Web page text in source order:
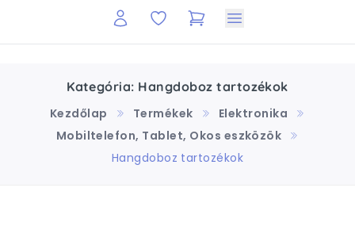
Kategória: Hangdoboz tartozékok
Kezdőlap
Termékek
Elektronika
Mobiltelefon, Tablet, Okos eszközök
Hangdoboz tartozékok